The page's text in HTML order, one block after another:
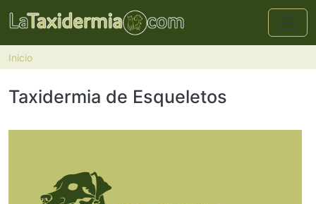
Pasar al contenido principal
Inicio
Taxidermia de Esqueletos